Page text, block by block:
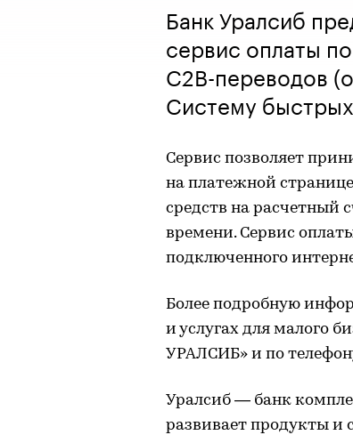
Банк Уралсиб
сервис оплаты
С2В-переводов
Систему
Сервис позволяет
на платежной
средств на расчетный
времени. Сервис
подключенного
Более подробную
и услугах для малого
УРАЛСИБ» и по
Уралсиб — банк
развивает продукты и